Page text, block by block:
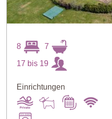
8 7
17 bis 19
Einrichtungen